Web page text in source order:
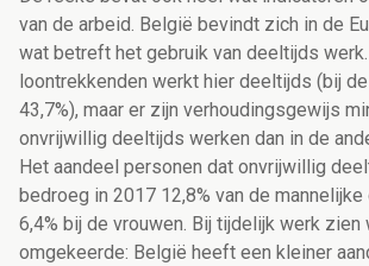
van de arbeid. België bevindt zich in de
wat betreft het gebruik van deeltijds werk.
loontrekkenden werkt hier deeltijds (bij
43,7%), maar er zijn verhoudingsgewijs
onvrijwillig deeltijds werken dan in de
Het aandeel personen dat onvrijwillig
bedroeg in 2017 12,8% van de
6,4% bij de vrouwen. Bij tijdelijk werk zien
omgekeerde: België heeft een kleiner